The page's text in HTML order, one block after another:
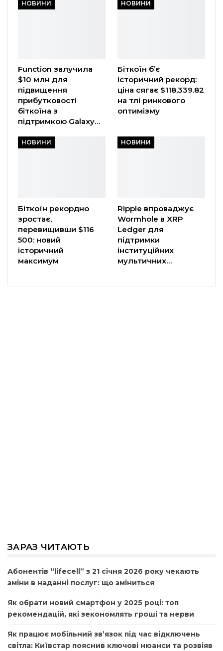
НОВИНИ
Function залучила
$10 млн для
підвищення
прибутковості
біткоїна з
підтримкою Galaxy…
НОВИНИ
Біткоїн б’є
історичний рекорд:
ціна сягає $118,339.82
на тлі ринкового
оптимізму
НОВИНИ
Біткоїн рекордно
зростає,
перевищивши $116
500: новий
історичний
максимум
НОВИНИ
Ripple впроваджує
Wormhole в XRP
Ledger для
підтримки
інституційних
мультичних…
ЗАРАЗ ЧИТАЮТЬ
Абонентів “lifecell” з 21 січня 2026 року чекають
зміни в наданні послуг: що зміниться
Як обрати новий смартфон у 2025 році: топ
рекомендацій, які зекономлять гроші та нерви
Як працює мобільний зв’язок під час відключень
світла: Київстар пояснив ключові нюанси та розвіяв